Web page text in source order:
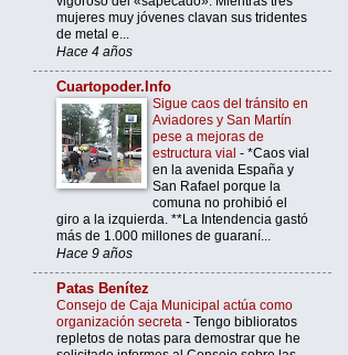
mujeres muy jóvenes clavan sus tridentes
de metal e...
Hace 4 años
Cuartopoder.Info
Sigue caos del tránsito en
Aviadores y San Martín
pese a mejoras de
estructura vial - *Caos vial
en la avenida España y
San Rafael porque la
comuna no prohibió el
giro a la izquierda. **La Intendencia gastó
más de 1.000 millones de guaraní...
Hace 9 años
Patas Benítez
Consejo de Caja Municipal actúa como
organización secreta - Tengo biblioratos
repletos de notas para demostrar que he